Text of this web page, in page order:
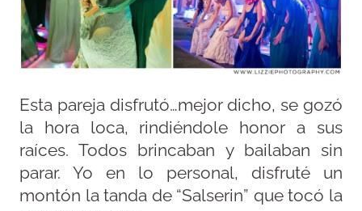
Esta pareja disfrutó…mejor dicho, se gozó
la hora loca, rindiéndole honor a sus
raíces. Todos brincaban y bailaban sin
parar. Yo en lo personal, disfruté un
montón la tanda de “Salserin” que tocó la